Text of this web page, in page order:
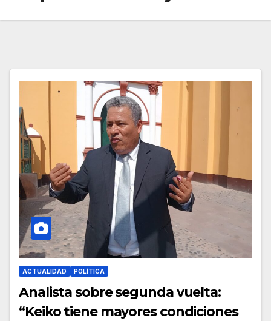
ACTUALIDAD POLÍTICA
Analista sobre segunda vuelta:
“Keiko tiene mayores condiciones